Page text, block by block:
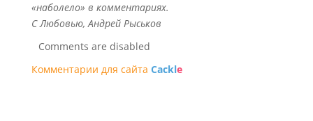
«наболело» в комментариях.
С Любовью, Андрей Рыськов
Comments are disabled
Комментарии для сайта Cackle